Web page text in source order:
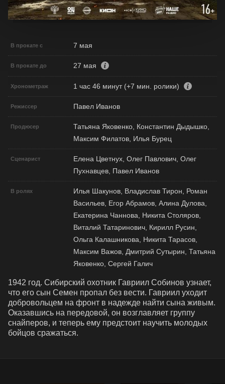
В прокате с 7 мая
В прокате до 27 мая
Хронометраж 1 час 46 минут (+7 мин. ролики)
Режиссер Павел Иванов
Продюсер
Татьяна Яковенко, Константин Дыдышко,
Максим Филатов, Илья Бурец
Сценарист
Елена Цветнух, Олег Павлович, Олег
Пухнавцев, Павел Иванов
В ролях
Илья Шакунов, Владислав Тирон, Роман
Васильев, Егор Абрамов, Алина Дулова,
Екатерина Чаннова, Никита Столяров,
Виталий Татаринович, Кирилл Русин,
Ольга Калашникова, Никита Тарасов,
Максим Важов, Дмитрий Сутырин, Татьяна
Яковенко, Сергей Галич
1942 год. Сибирский охотник Гавриил Собинов узнает,
что его сын Семен пропал без вести. Гавриил уходит
добровольцем на фронт в надежде найти сына живым.
Оказавшись на передовой, он возглавляет группу
снайперов, и теперь ему предстоит научить молодых
бойцов сражаться.